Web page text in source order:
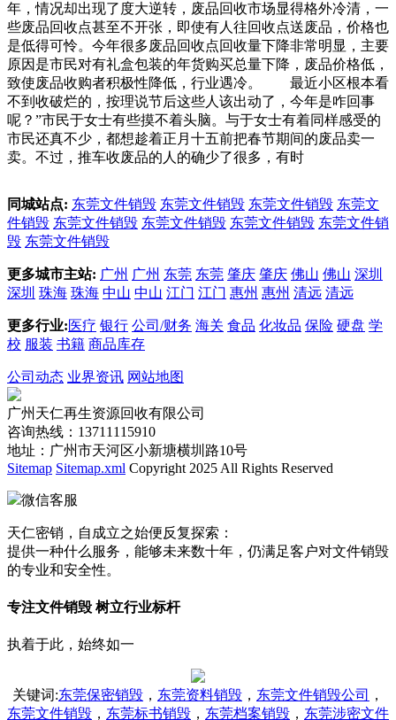
年，情况却出现了度大逆转，废品回收市场显得格外冷清，一
些废品回收点甚至不开张，即使有人往回收点送废品，价格也
是低得可怜。今年很多废品回收点回收量下降非常明显，主要
原因是市民对有礼盒包装的年货购买总量下降，废品价格低，
致使废品收购者积极性降低，行业遇冷。 最近小区根本看
不到收破烂的，按理说节后这些人该出动了，今年是咋回事
呢？”市民于女士有些摸不着头脑。与于女士有着同样感受的
市民还真不少，都想趁着正月十五前把春节期间的废品卖一
卖。不过，推车收废品的人的确少了很多，有时
同城站点: 东莞文件销毁 东莞文件销毁 东莞文件销毁 东莞文
件销毁 东莞文件销毁 东莞文件销毁 东莞文件销毁 东莞文件销
毁 东莞文件销毁
更多城市主站: 广州 广州 东莞 东莞 肇庆 肇庆 佛山 佛山 深圳
深圳 珠海 珠海 中山 中山 江门 江门 惠州 惠州 清远 清远
更多行业:医疗 银行 公司/财务 海关 食品 化妆品 保险 硬盘 学
校 服装 书籍 商品库存
公司动态 业界资讯 网站地图
广州天仁再生资源回收有限公司
咨询热线：13711115910
地址：广州市天河区小新塘横圳路10号
Sitemap Sitemap.xml Copyright 2025 All Rights Reserved
微信客服
天仁密销，自成立之始便反复探索：
提供一种什么服务，能够未来数十年，仍满足客户对文件销毁
的专业和安全性。
专注文件销毁 树立行业标杆
执着于此，始终如一
关键词:东莞保密销毁 ， 东莞资料销毁 ， 东莞文件销毁公司
，
东莞文件销毁 ， 东莞标书销毁 ， 东莞档案销毁 ， 东莞涉密文件